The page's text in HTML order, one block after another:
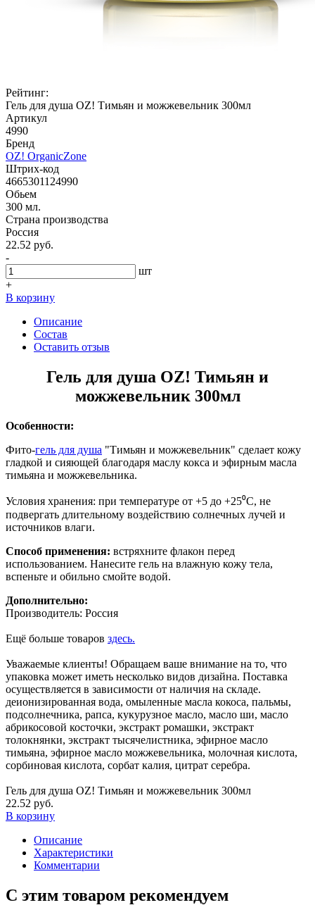
Рейтинг:
Гель для душа OZ! Тимьян и можжевельник 300мл
Артикул
4990
Бренд
OZ! OrganicZone
Штрих-код
4665301124990
Обьем
300 мл.
Страна производства
Россия
22.52 руб.
-
шт
+
В корзину
Описание
Состав
Оставить отзыв
Гель для душа OZ! Тимьян и
можжевельник 300мл
Особенности:
Фито-гель для душа "Тимьян и можжевельник" сделает кожу
гладкой и сияющей благодаря маслу кокса и эфирным масла
тимьяна и можжевельника.
Условия хранения: при температуре от +5 до +25⁰С, не
подвергать длительному воздействию солнечных лучей и
источников влаги.
Способ применения: встряхните флакон перед
использованием. Нанесите гель на влажную кожу тела,
вспеньте и обильно смойте водой.
Дополнительно:
Производитель: Россия
Ещё больше товаров здесь.
Уважаемые клиенты! Обращаем ваше внимание на то, что
упаковка может иметь несколько видов дизайна. Поставка
осуществляется в зависимости от наличия на складе.
деионизированная вода, омыленные масла кокоса, пальмы,
подсолнечника, рапса, кукурузное масло, масло ши, масло
абрикосовой косточки, экстракт ромашки, экстракт
толокнянки, экстракт тысячелистника, эфирное масло
тимьяна, эфирное масло можжевельника, молочная кислота,
сорбиновая кислота, сорбат калия, цитрат серебра.
Гель для душа OZ! Тимьян и можжевельник 300мл
22.52 руб.
В корзину
Описание
Характеристики
Комментарии
С этим товаром рекомендуем